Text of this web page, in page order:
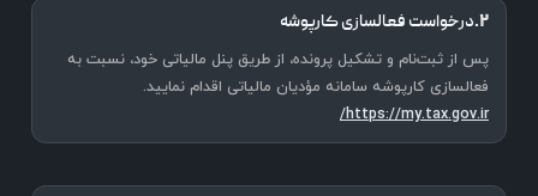
۲. درخواست فعالسازی کارپوشه
پس از ثبت‌نام و تشکیل پرونده، از طریق پنل مالیاتی خود، نسبت به
فعالسازی کارپوشه سامانه مؤدیان مالیاتی اقدام نمایید.
https://my.tax.gov.ir/